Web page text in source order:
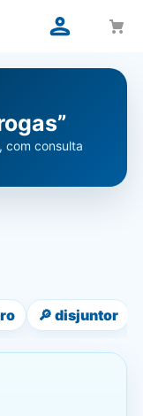
com consulta
🔎 disjuntor